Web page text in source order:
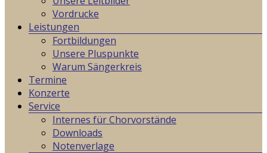
Vordrucke
Leistungen
Fortbildungen
Unsere Pluspunkte
Warum Sängerkreis
Termine
Konzerte
Service
Internes für Chorvorstände
Downloads
Notenverlage